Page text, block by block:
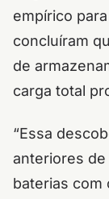
empírico
concluíram
de
carga total
“Essa
anteriores
baterias com